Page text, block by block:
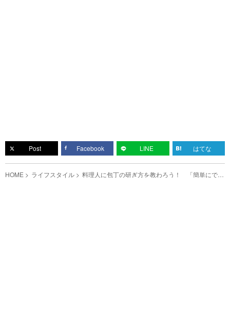
Post Facebook LINE はてな
HOME ライフスタイル 料理人に包丁の研ぎ方を教わろう！ 「簡単にでき
た！」「切れ味バツグン」の声